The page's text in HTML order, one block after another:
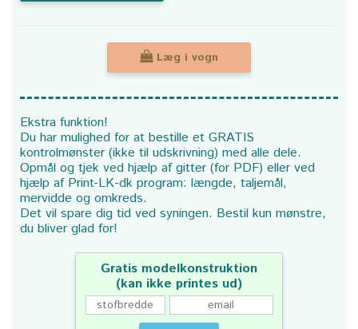
Læg i vogn
Ekstra funktion!
Du har mulighed for at bestille et GRATIS
kontrolmønster (ikke til udskrivning) med alle dele.
Opmål og tjek ved hjælp af gitter (for PDF) eller ved
hjælp af Print-LK-dk program: længde, taljemål,
mervidde og omkreds.
Det vil spare dig tid ved syningen. Bestil kun mønstre,
du bliver glad for!
Gratis modelkonstruktion
(kan ikke printes ud)